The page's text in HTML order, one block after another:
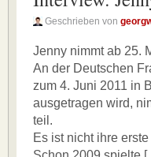
Geschrieben von
Jenny nimmt ab 25.
An der Deutschen
zum 4. Juni 2011 in
ausgetragen wird,
teil.
Es ist nicht ihre